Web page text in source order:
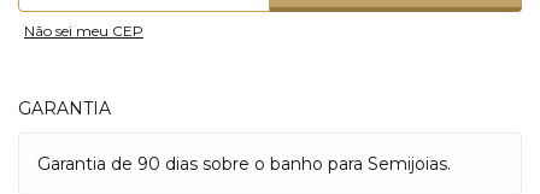
Não sei meu CEP
GARANTIA
Garantia de 90 dias sobre o banho para Semijoias.